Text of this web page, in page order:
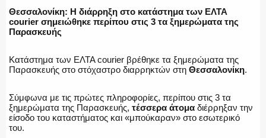
ΛΙΜΕΝΙΚΟ
Θεσσαλονίκη: Η διάρρηξη στο κατάστημα των ΕΛΤΑ
courier σημειώθηκε περίπου στις 3 τα ξημερώματα της
Παρασκευής
Κατάστημα των ΕΛΤΑ courier βρέθηκε τα ξημερώματα της
Παρασκευής στο στόχαστρο διαρρηκτών στη Θεσσαλονίκη.
Σύμφωνα με τις πρώτες πληροφορίες, περίπου στις 3 τα
ξημερώματα της Παρασκευής, τέσσερα άτομα διέρρηξαν την
είσοδο του καταστήματος και «μπούκαραν» στο εσωτερικό
του.